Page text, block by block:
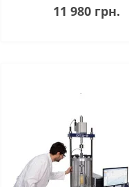
води в річках, озерах,
водосховищах, морській воді
11 980 грн.